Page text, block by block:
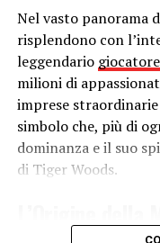
– Nuoto di
Questa categoria
libere, come il nuoto
spesso disputato in
Questo evento
orientamento e
– Nuoto
Nel vasto panorama
risplendono con
leggendario
milioni di
imprese straordinarie
simbolo che, più di
dominanza e il suo
di Tiger Woods.